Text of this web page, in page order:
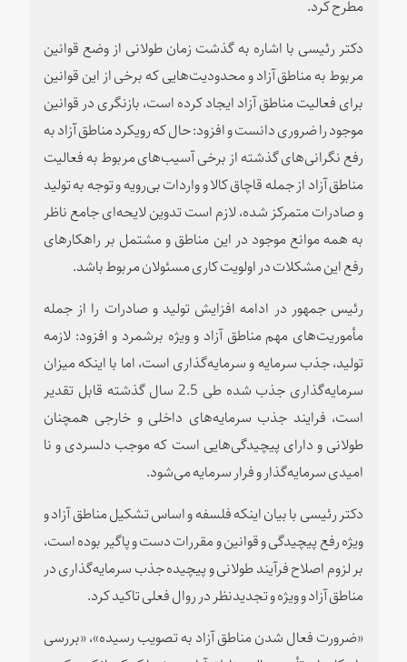
دکتر رئیسی با اشاره به گذشت زمان طولانی از وضع قوانین
مربوط به مناطق آزاد و محدودیت‌هایی که برخی از این قوانین
برای فعالیت مناطق آزاد ایجاد کرده است، بازنگری در قوانین
موجود را ضروری دانست و افزود: حال که رویکرد مناطق آزاد به
رفع نگرانی‌های گذشته از برخی آسیب‌های مربوط به فعالیت
مناطق آزاد از جمله قاچاق کالا و واردات بی‌رویه و توجه به تولید
و صادرات متمرکز شده، لازم است تدوین لایحه‌ای جامع ناظر
به همه موانع موجود در این مناطق و مشتمل بر راهکارهای
رفع این مشکلات در اولویت کاری مسئولان مربوط باشد.
رئیس جمهور در ادامه افزایش تولید و صادرات را از جمله
مأموریت‌های مهم مناطق آزاد و ویژه برشمرد و افزود: لازمه
تولید، جذب سرمایه و سرمایه‌گذاری است، اما با اینکه میزان
سرمایه‌گذاری جذب شده طی 2.5 سال گذشته قابل تقدیر
است، فرایند جذب سرمایه‌های داخلی و خارجی همچنان
طولانی و دارای پیچیدگی‌هایی است که موجب دلسردی و نا
امیدی سرمایه‌گذار و فرار سرمایه می‌شود.
دکتر رئیسی با بیان اینکه فلسفه و اساس تشکیل مناطق آزاد و
ویژه رفع پیچیدگی‌ و قوانین و مقررات دست و پاگیر بوده است،
بر لزوم اصلاح فرآیند طولانی و پیچیده جذب سرمایه‌گذاری در
مناطق آزاد و ویژه و تجدیدنظر در روال فعلی تاکید کرد.
«ضرورت فعال‌ شدن مناطق آزاد به تصویب رسیده»، «بررسی